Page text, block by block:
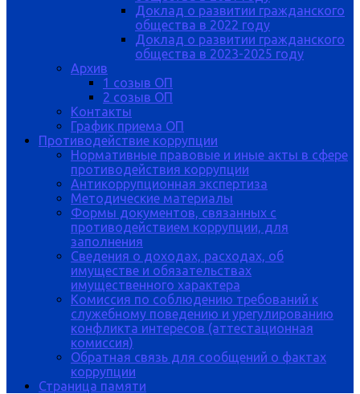
Доклад о развитии гражданского
общества в 2022 году
Доклад о развитии гражданского
общества в 2023-2025 году
Архив
1 созыв ОП
2 созыв ОП
Контакты
График приема ОП
Противодействие коррупции
Нормативные правовые и иные акты в сфере
противодействия коррупции
Антикоррупционная экспертиза
Методические материалы
Формы документов, связанных с
противодействием коррупции, для
заполнения
Сведения о доходах, расходах, об
имуществе и обязательствах
имущественного характера
Комиссия по соблюдению требований к
служебному поведению и урегулированию
конфликта интересов (аттестационная
комиссия)
Обратная связь для сообщений о фактах
коррупции
Страница памяти